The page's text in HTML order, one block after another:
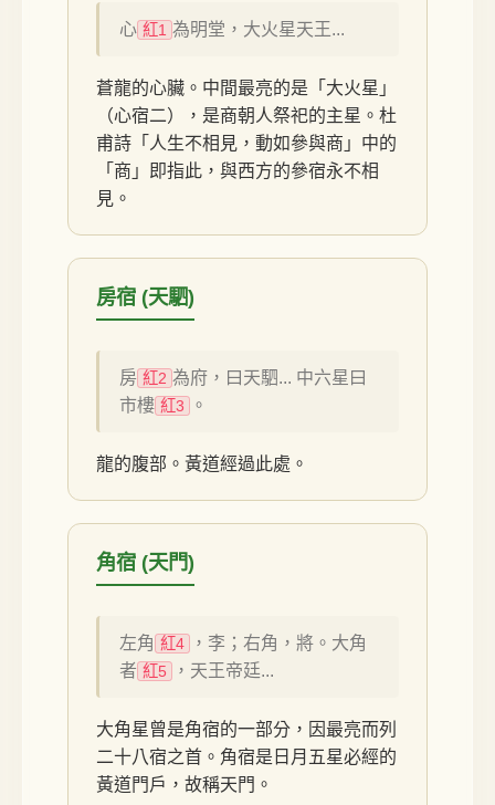
心 紅1 為明堂，大火星天王...
蒼龍的心臟。中間最亮的是「大火星」
（心宿二），是商朝人祭祀的主星。杜
甫詩「人生不相見，動如參與商」中的
「商」即指此，與西方的參宿永不相
見。
房宿 (天駟)
房 紅2 為府，曰天駟... 中六星曰
市樓 紅3 。
龍的腹部。黃道經過此處。
角宿 (天門)
左角 紅4
，李；右角，將。大角
者 紅5 ，天王帝廷...
大角星曾是角宿的一部分，因最亮而列
二十八宿之首。角宿是日月五星必經的
黃道門戶，故稱天門。